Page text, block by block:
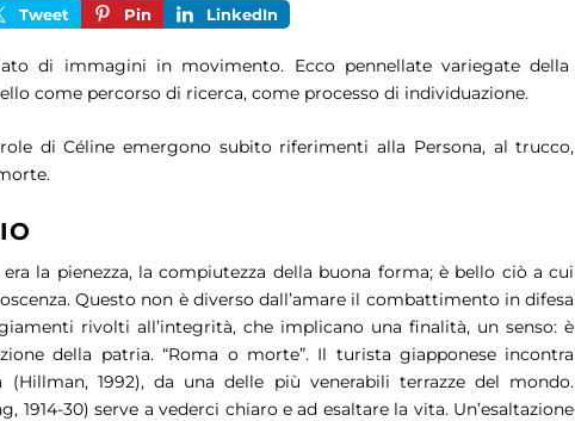
Tweet Pin LinkedIn
di immagini in movimento. Ecco pennellate variegate della
come percorso di ricerca, come processo di individuazione.
di Céline emergono subito riferimenti alla Persona, al trucco,
era la pienezza, la compiutezza della buona forma; è bello ciò a cui
Questo non è diverso dall’amare il combattimento in difesa
rivolti all’integrità, che implicano una finalità, un senso: è
della patria. “Roma o morte”. Il turista giapponese incontra
(Hillman, 1992), da una delle più venerabili terrazze del mondo.
1914-30) serve a vederci chiaro e ad esaltare la vita. Un’esaltazione